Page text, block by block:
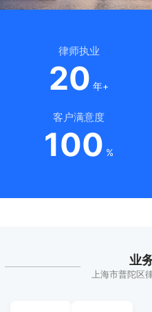
律师执业
20 年+
客户满意度
100 %
业
上海市普陀区